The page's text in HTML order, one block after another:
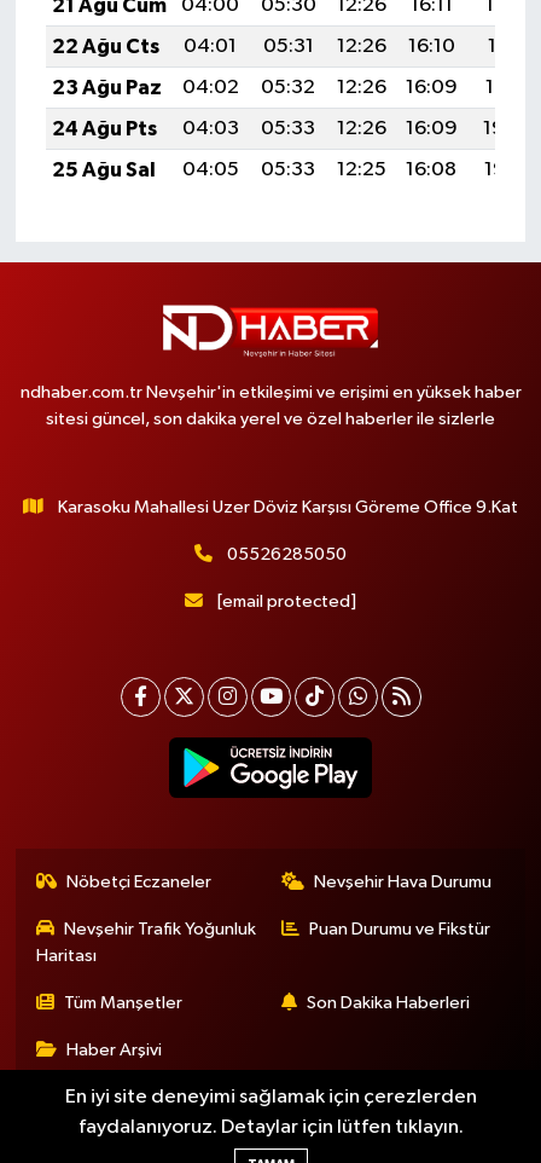
21 Ağu Cum
04:00 05:30 12:26 16:11
19:13
22 Ağu Cts
04:01 05:31 12:26 16:10
19:11
23 Ağu Paz
04:02 05:32 12:26 16:09
19:10
24 Ağu Pts
04:03 05:33 12:26 16:09
19:09
25 Ağu Sal
04:05 05:33 12:25 16:08 19:07
ndhaber.com.tr Nevşehir'in etkileşimi ve erişimi en yüksek haber
sitesi güncel, son dakika yerel ve özel haberler ile sizlerle
Karasoku Mahallesi Uzer Döviz Karşısı Göreme Office 9.Kat
05526285050
[email protected]
Nöbetçi Eczaneler Nevşehir Hava Durumu
Nevşehir Trafik Yoğunluk
Haritası
Puan Durumu ve Fikstür
Tüm Manşetler Son Dakika Haberleri
Haber Arşivi
En iyi site deneyimi sağlamak için çerezlerden
faydalanıyoruz. Detaylar için lütfen tıklayın.